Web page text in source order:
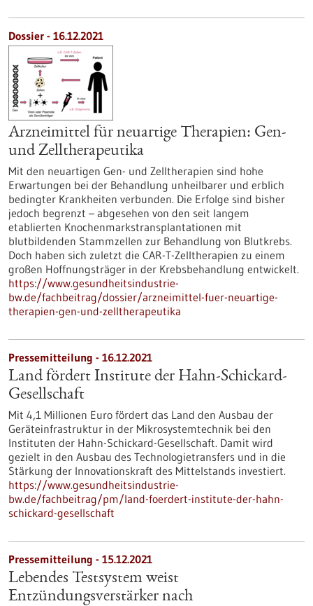
Dossier - 16.12.2021
Arzneimittel für neuartige Therapien: Gen-
und Zelltherapeutika
Mit den neuartigen Gen- und Zelltherapien sind hohe
Erwartungen bei der Behandlung unheilbarer und erblich
bedingter Krankheiten verbunden. Die Erfolge sind bisher
jedoch begrenzt – abgesehen von den seit langem
etablierten Knochenmarkstransplantationen mit
blutbildenden Stammzellen zur Behandlung von Blutkrebs.
Doch haben sich zuletzt die CAR-T-Zelltherapien zu einem
großen Hoffnungsträger in der Krebsbehandlung entwickelt.
https://www.gesundheitsindustrie-
bw.de/fachbeitrag/dossier/arzneimittel-fuer-neuartige-
therapien-gen-und-zelltherapeutika
Pressemitteilung - 16.12.2021
Land fördert Institute der Hahn-Schickard-
Gesellschaft
Mit 4,1 Millionen Euro fördert das Land den Ausbau der
Geräteinfrastruktur in der Mikrosystemtechnik bei den
Instituten der Hahn-Schickard-Gesellschaft. Damit wird
gezielt in den Ausbau des Technologietransfers und in die
Stärkung der Innovationskraft des Mittelstands investiert.
https://www.gesundheitsindustrie-
bw.de/fachbeitrag/pm/land-foerdert-institute-der-hahn-
schickard-gesellschaft
Pressemitteilung - 15.12.2021
Lebendes Testsystem weist
Entzündungsverstärker nach